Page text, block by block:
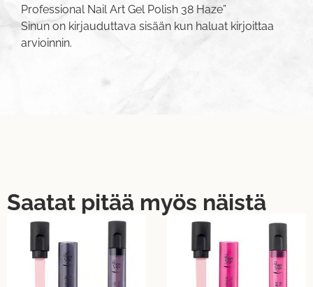
Professional Nail Art Gel Polish 38 Haze”
Sinun on kirjauduttava sisään kun haluat kirjoittaa
arvioinnin.
Saatat pitää myös näistä